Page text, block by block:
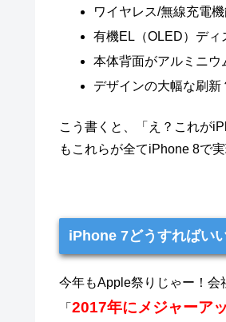
ワイヤレス/無線充電
有機EL（OLED）ディ
本体背面がアルミニウ
デザインの大幅な刷新
こう書くと、「え？これが
もこれらが全てiPhone 8で
iPhone 7どうすればい
今年もApple祭りじゃー！会
「 2017年にメジャーア